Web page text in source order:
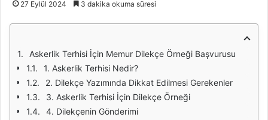
27 Eylül 2024 3 dakika okuma süresi
Askerlik Terhisi İçin Memur Dilekçe Örneği Başvurusu
1. Askerlik Terhisi Nedir?
2. Dilekçe Yazımında Dikkat Edilmesi Gerekenler
3. Askerlik Terhisi İçin Dilekçe Örneği
4. Dilekçenin Gönderimi